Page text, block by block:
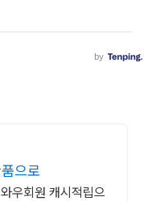
으로
우회원 캐시적립으